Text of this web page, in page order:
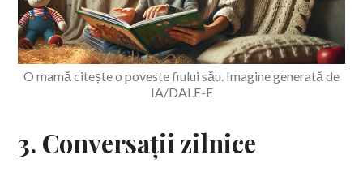
O mamă citește o poveste fiului său. Imagine generată de
IA/DALE-E
3. Conversații zilnice